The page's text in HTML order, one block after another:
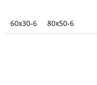
60x30-6 80x50-6